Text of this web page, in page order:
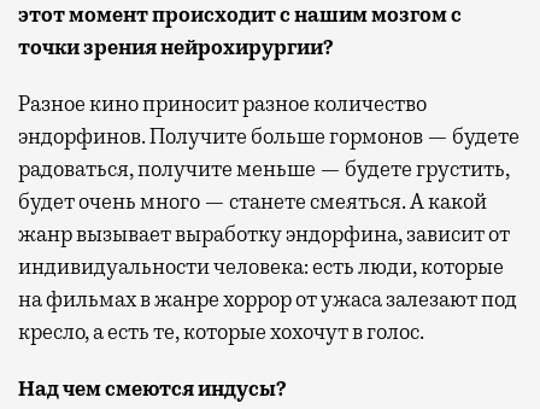
этот момент происходит с нашим мозгом с
точки зрения нейрохирургии?
Разное кино приносит разное количество
эндорфинов. Получите больше гормонов — будете
радоваться, получите меньше — будете грустить,
будет очень много — станете смеяться. А какой
жанр вызывает выработку эндорфина, зависит от
индивидуальности человека: есть люди, которые
на фильмах в жанре хоррор от ужаса залезают под
кресло, а есть те, которые хохочут в голос.
Над чем смеются индусы?